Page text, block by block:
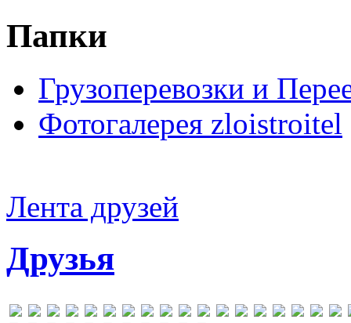
Папки
Грузоперевозки и
Фотогалерея zloistroitel
Лента друзей
Друзья